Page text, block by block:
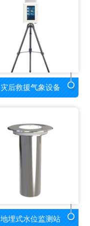
灾后救援气象设备
地埋式水位监测站